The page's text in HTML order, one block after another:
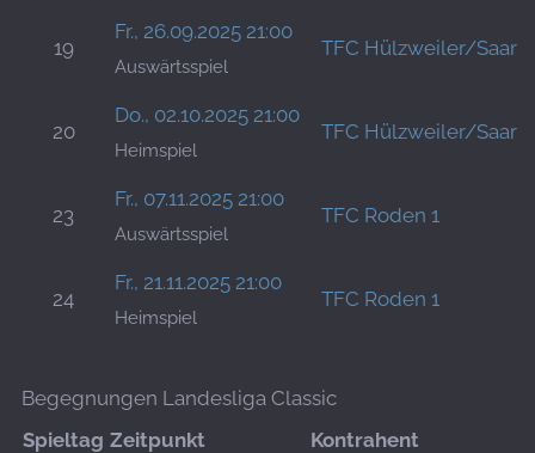
19
Fr., 26.09.2025 21:00
Auswärtsspiel
TFC Hülzweiler/
20
Do., 02.10.2025 21:00
Heimspiel
TFC Hülzweiler/
23
Fr., 07.11.2025 21:00
Auswärtsspiel
TFC Roden 1
24
Fr., 21.11.2025 21:00
Heimspiel
TFC Roden 1
Begegnungen Landesliga Classic
Spieltag Zeitpunkt Kontrahent